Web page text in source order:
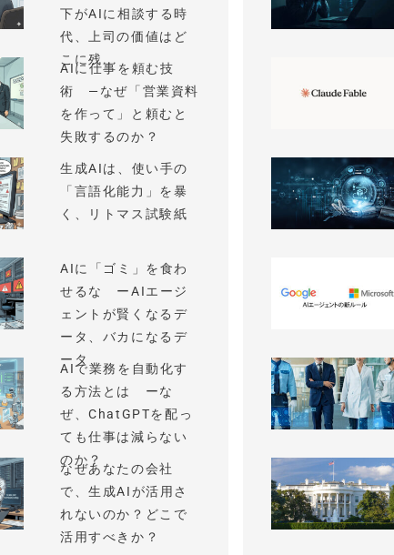
下がAIに相談する時
代、上司の価値はど
こに残...
AIに仕事を頼む技
術 —なぜ「営業資料
を作って」と頼むと
失敗するのか？
生成AIは、使い手の
「言語化能力」を暴
く、リトマス試験紙
AIに「ゴミ」を食わ
せるな ーAIエージ
ェントが賢くなるデ
ータ、バカになるデ
ータ
AIで業務を自動化す
る方法とは ーな
ぜ、ChatGPTを配っ
ても仕事は減らない
のか？
なぜあなたの会社
で、生成AIが活用さ
れないのか？どこで
活用すべきか？